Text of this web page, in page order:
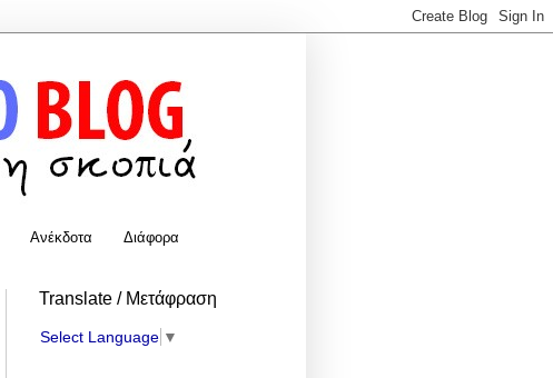
Ανέκδοτα Διάφορα
Translate / Μετάφραση
Select Language ▼